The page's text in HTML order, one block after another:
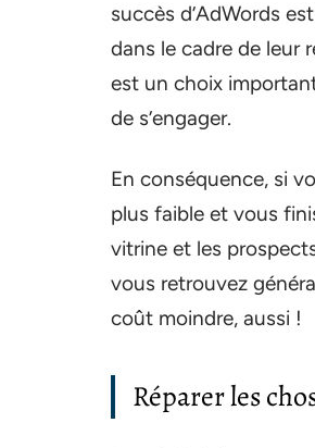
succès d’AdWords
dans le cadre de leur
est un choix
de s’engager.
En conséquence, si
plus faible et vous
vitrine et les
vous retrouvez
coût moindre, aussi !
Réparer les